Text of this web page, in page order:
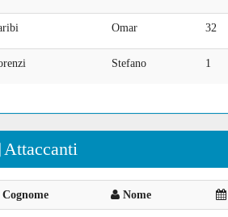
Omar 32
Stefano 1
Attaccanti
Cognome Nome